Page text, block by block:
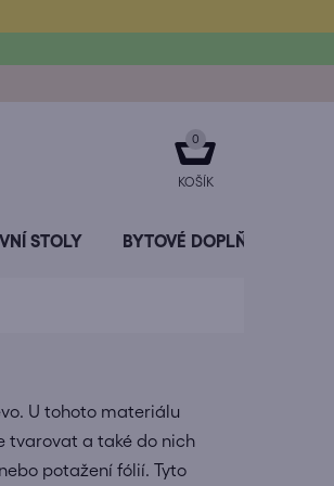
NÁKUPNÍ
KOŠÍK
STOLY BYTOVÉ DOPLŇKY
U tohoto materiálu
tvarovat a také do nich
potažení fólií. Tyto